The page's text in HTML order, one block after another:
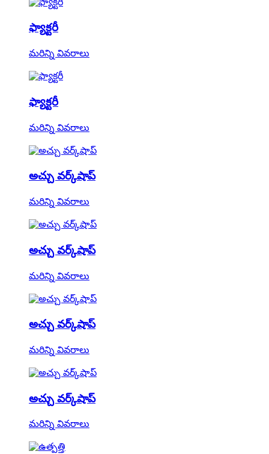
ఫ్యాక్టరీ
మరిన్ని వివరాలు
ఫ్యాక్టరీ
మరిన్ని వివరాలు
అచ్చు వర్క్‌షాప్
మరిన్ని వివరాలు
అచ్చు వర్క్‌షాప్
మరిన్ని వివరాలు
అచ్చు వర్క్‌షాప్
మరిన్ని వివరాలు
అచ్చు వర్క్‌షాప్
మరిన్ని వివరాలు